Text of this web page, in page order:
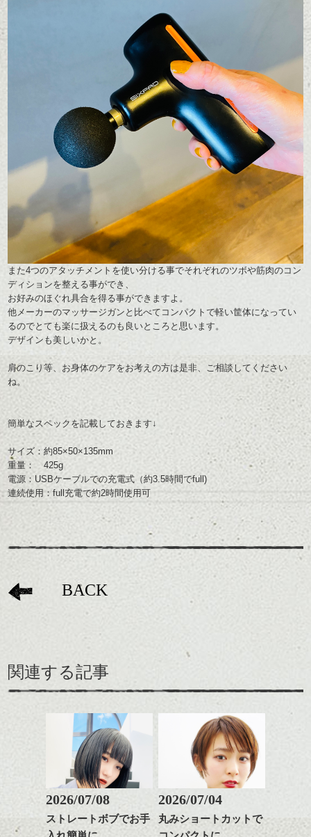
また4つのアタッチメントを使い分ける事でそれぞれのツボや筋肉のコン
ディションを整える事ができ、
お好みのほぐれ具合を得る事ができますよ。
他メーカーのマッサージガンと比べてコンパクトで軽い筐体になってい
るのでとても楽に扱えるのも良いところと思います。
デザインも美しいかと。
肩のこり等、お身体のケアをお考えの方は是非、ご相談してください
ね。
簡単なスペックを記載しておきます↓
サイズ：約85×50×135mm
重量： 425g
電源：USBケーブルでの充電式（約3.5時間でfull)
連続使用：full充電で約2時間使用可
BACK
関連する記事
2026/07/08
ストレートボブでお手
2026/07/04
丸みショートカットで